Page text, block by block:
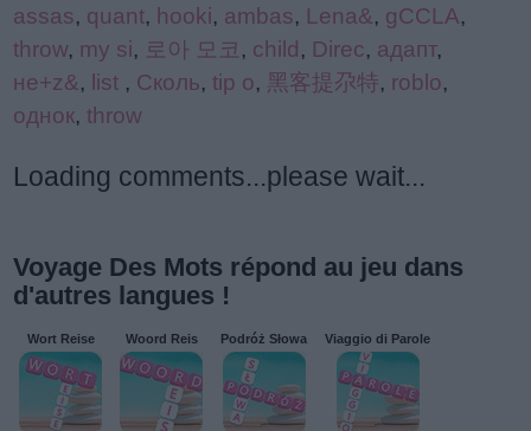
assas, quant, hooki, ambas, Lena&, gCCLA,
throw, my si, 로아 모코 , child, Direc, адапт,
не+z&, list , Сколь, tip o, 黑客提尕特, roblo,
однок, throw
Loading comments...please wait...
Voyage Des Mots répond au jeu dans
d'autres langues !
Wort Reise Woord Reis Podróż Słowa Viaggio di Parole